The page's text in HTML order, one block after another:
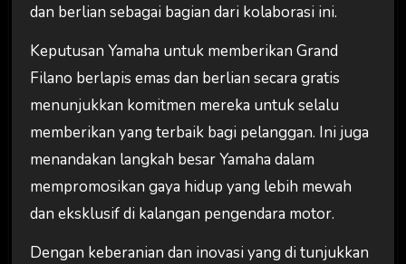
dan berlian sebagai bagian dari kolaborasi ini.
Keputusan Yamaha untuk memberikan Grand
Filano berlapis emas dan berlian secara gratis
menunjukkan komitmen mereka untuk selalu
memberikan yang terbaik bagi pelanggan. Ini juga
menandakan langkah besar Yamaha dalam
mempromosikan gaya hidup yang lebih mewah
dan eksklusif di kalangan pengendara motor.
Dengan keberanian dan inovasi yang di tunjukkan